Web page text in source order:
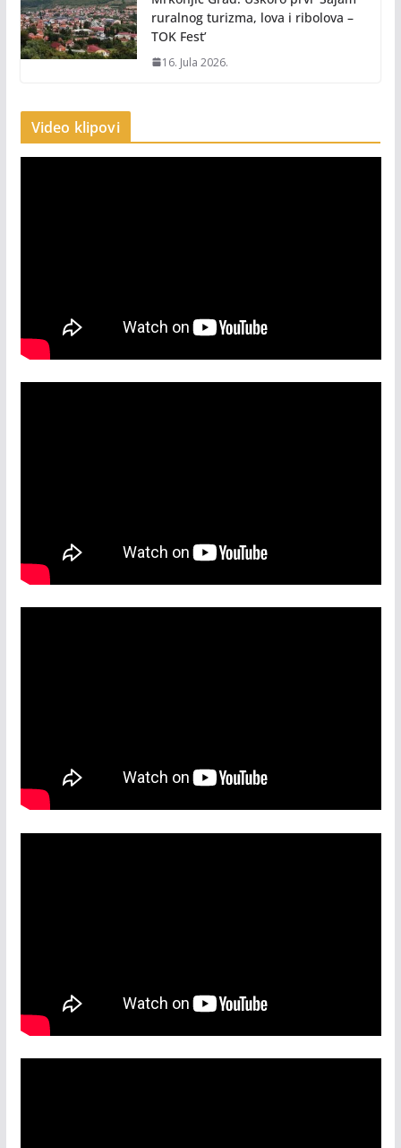
ruralnog turizma, lova i ribolova –
TOK Fest’
16. Jula 2026.
Video klipovi